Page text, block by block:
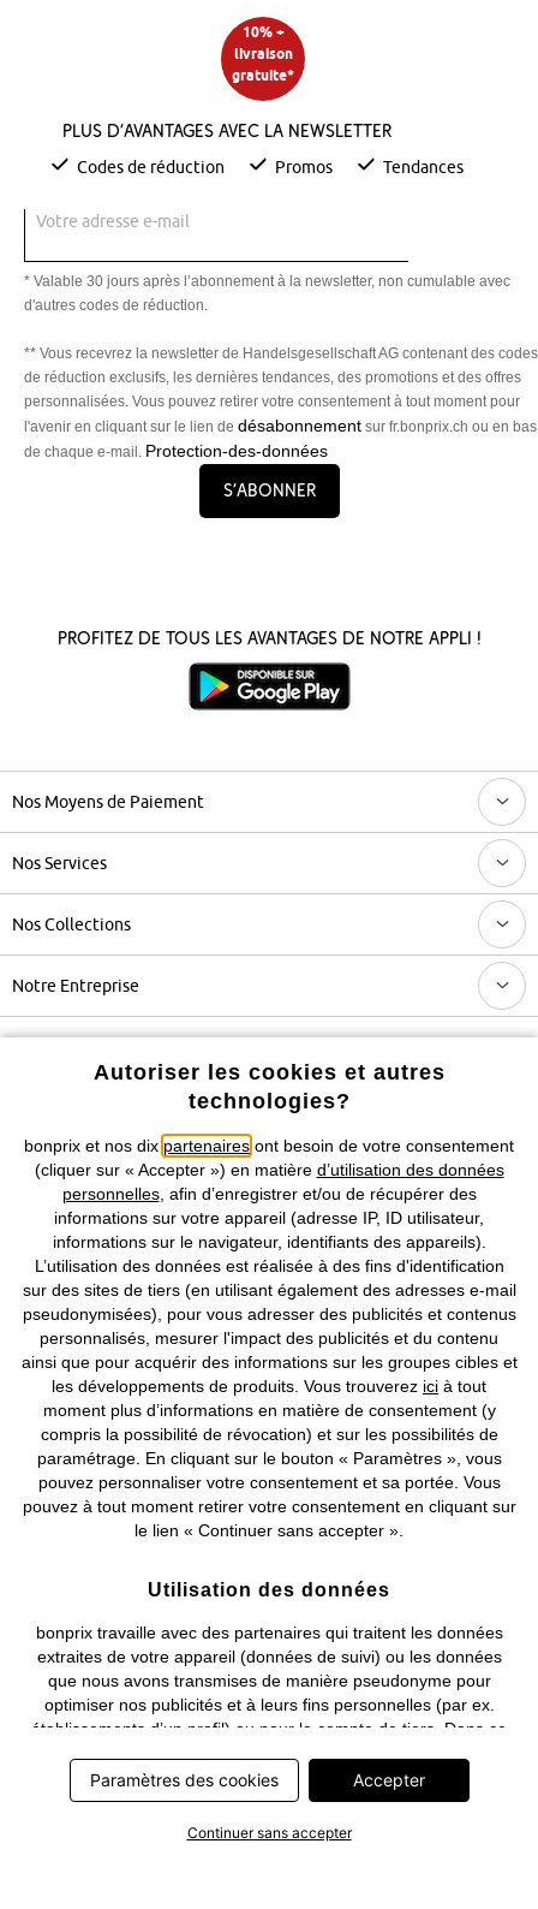
10% +
livraison
gratuite*
Plus d’avantages avec la newsletter
Codes de réduction Promos Tendances
Votre adresse e-mail
* Valable 30 jours après l’abonnement à la newsletter, non cumulable avec
d'autres codes de réduction.
** Vous recevrez la newsletter de Handelsgesellschaft AG contenant des codes
de réduction exclusifs, les dernières tendances, des promotions et des offres
personnalisées. Vous pouvez retirer votre consentement à tout moment pour
l'avenir en cliquant sur le lien de désabonnement sur fr.bonprix.ch ou en bas
de chaque e-mail. Protection-des-données
S’abonner
Profitez de tous les avantages de notre appli !
Nos Moyens de Paiement
Nos Services
Nos Collections
Notre Entreprise
Retrouvez bonprix sur
Prix indiqués TVA comprise avec en susfrais de port & de service
CGV Données personnelles Paramètres des cookies
Mentions légales Résilier le contrat
©2026 bonprix.Tous droits réservés.
Deutsch Français
Autoriser les cookies et autres
technologies?
bonprix et nos dix partenaires ont besoin de votre consentement
(cliquer sur « Accepter ») en matière d’utilisation des données
personnelles, afin d’enregistrer et/ou de récupérer des
informations sur votre appareil (adresse IP, ID utilisateur,
informations sur le navigateur, identifiants des appareils).
L’utilisation des données est réalisée à des fins d'identification
sur des sites de tiers (en utilisant également des adresses e-mail
pseudonymisées), pour vous adresser des publicités et contenus
personnalisés, mesurer l'impact des publicités et du contenu
ainsi que pour acquérir des informations sur les groupes cibles et
les développements de produits. Vous trouverez ici à tout
moment plus d’informations en matière de consentement (y
compris la possibilité de révocation) et sur les possibilités de
paramétrage. En cliquant sur le bouton « Paramètres », vous
pouvez personnaliser votre consentement et sa portée. Vous
pouvez à tout moment retirer votre consentement en cliquant sur
le lien « Continuer sans accepter ».
Utilisation des données
bonprix travaille avec des partenaires qui traitent les données
extraites de votre appareil (données de suivi) ou les données
que nous avons transmises de manière pseudonyme pour
optimiser nos publicités et à leurs fins personnelles (par ex.
établissements d’un profil) ou pour le compte de tiers. Dans ce
transmission de vos données pseudonymisées mais également
le traitement ultérieur de ces données par ce prestataire
nécessitent un consentement. Les données de suivi seront alors
Paramètres des cookies Accepter
Continuer sans accepter